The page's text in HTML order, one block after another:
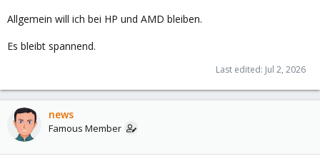
Allgemein will ich bei HP und AMD bleiben.
Es bleibt spannend.
Last edited: Jul 2, 2026
news
Famous Member